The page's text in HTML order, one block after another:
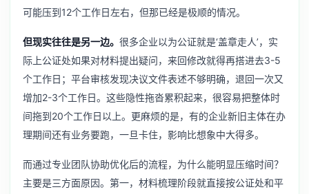
可能压到12个工作日左右，但那已经是极顺的情况。
但现实往往是另一边。 很多企业以为公证就是‘盖章走人’，实
际上公证处如果对材料提出疑问，来回修改就得再搭进去3-5
个工作日；平台审核发现决议文件表述不够明确，退回一次又
增加2-3个工作日。这些隐性拖沓累积起来，很容易把整体时
间拖到20个工作日以上。更麻烦的是，有的企业新旧主体在办
理期间还有业务要跑，一旦卡住，影响比想象中大得多。
而通过专业团队协助优化后的流程，为什么能明显压缩时间？
主要是三方面原因。第一，材料梳理阶段就直接按公证处和平